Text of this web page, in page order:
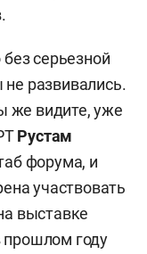
серьезной
развивались.
же видите, уже
Рустам
форума, и
участвовать
выставке
прошлом году